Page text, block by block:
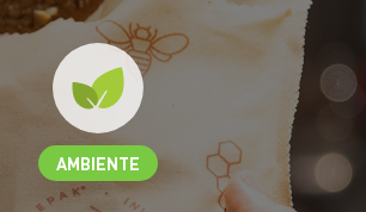
AMBIENTE